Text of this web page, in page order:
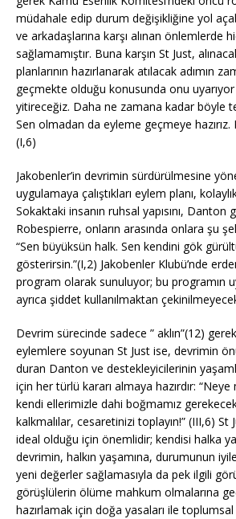
müdahale edip durum değişikliğine yol
ve arkadaşlarına karşı alınan önlemlerde
sağlamamıştır. Buna karşın St Just,
planlarının hazırlanarak atılacak adımın
geçmekte olduğu konusunda onu uyarıyor
yitireceğiz. Daha ne zamana kadar böyle
Sen olmadan da eyleme geçmeye hazırız.
(I,6)
Jakobenler’in devrimin sürdürülmesine
uygulamaya çalıştıkları eylem planı,
Sokaktaki insanın ruhsal yapısını, Danton
Robespierre, onların arasında onlara şu
“Sen büyüksün halk. Sen kendini gök
gösterirsin.”(I,2) Jakobenler Klubü’nde
program olarak sunuluyor; bu programın
ayrıca şiddet kullanılmaktan
Devrim sürecinde sadece ” aklın”(12)
eylemlere soyunan St Just ise, devrimin
duran Danton ve destekleyicilerinin
için her türlü kararı almaya hazırdır:
kendi ellerimizle dahi boğmamız
kalkmalılar, cesaretinizi toplayın!” (III,6) St
ideal olduğu için önemlidir; kendisi halka
devrimin, halkın yaşamına, durumunun
yeni değerler sağlamasıyla da pek ilgili
görüşlülerin ölüme mahkum olmalarına
hazırlamak için doğa yasaları ile